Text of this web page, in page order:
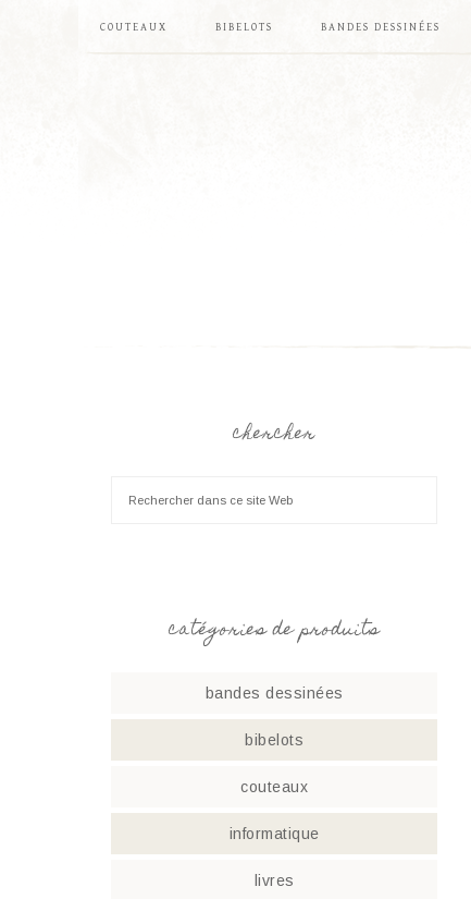
COUTEAUX BIBELOTS BANDES DESSINÉES
chercher
catégories de produits
bandes dessinées
bibelots
couteaux
informatique
livres